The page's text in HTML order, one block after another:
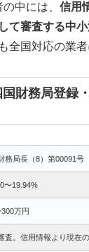
中には、 信用
て審査する中
全国対応の業者
財務局登録
務局長（8）第00091号
〜19.94%
300万円
査。信用情報より現在